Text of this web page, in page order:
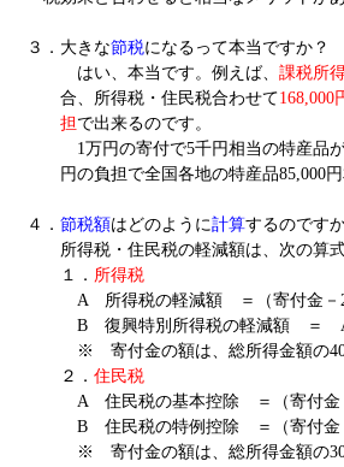
３．大きな節税になるって本当ですか？
はい、本当です。例えば、 課税所
合、所得税・住民税合わせて168,000
担 で出来るのです。
1万円の寄付で5千円相当の特産品
円の負担で全国各地の特産品85,000
４． 節税額はどのように計算するのです
所得税・住民税の軽減額は、次の算
１． 所得税
A 所得税の軽減額 ＝（寄付金－
B 復興特別所得税の軽減額 ＝
※ 寄付金の額は、総所得金額の
２． 住民税
A 住民税の基本控除 ＝（寄付金
B 住民税の特例控除 ＝（寄付金
※ 寄付金の額は、総所得金額の